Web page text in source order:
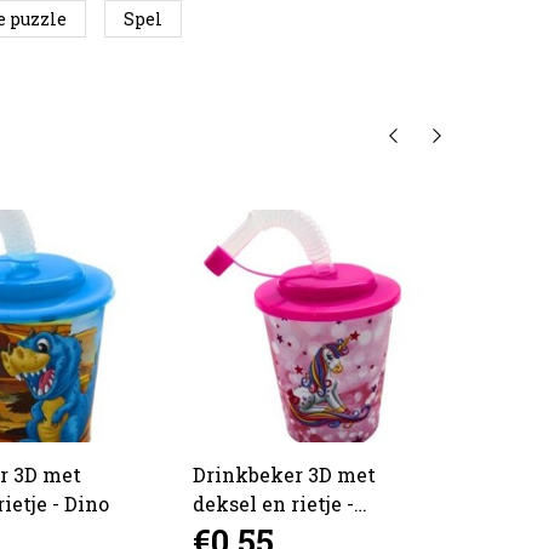
puzzle Spel
3D met
- Dino
Drinkbeker 3D met
deksel en rietje -
Unicorn